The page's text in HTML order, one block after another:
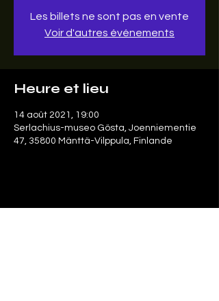
Les billets ne sont pas en vente
Voir d'autres événements
Heure et lieu
14 août 2021, 19:00
Serlachius-museo Gösta, Joenniementie
47, 35800 Mänttä-Vilppula, Finlande